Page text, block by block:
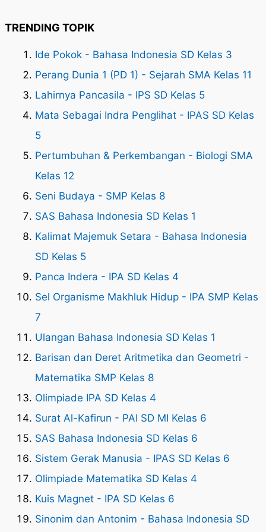
TRENDING TOPIK
Ide Pokok - Bahasa Indonesia SD Kelas 3
Perang Dunia 1 (PD 1) - Sejarah SMA Kelas 11
Lahirnya Pancasila - IPS SD Kelas 5
Mata Sebagai Indra Penglihat - IPAS SD Kelas
5
Pertumbuhan & Perkembangan - Biologi SMA
Kelas 12
Seni Budaya - SMP Kelas 8
SAS Bahasa Indonesia SD Kelas 1
Kalimat Majemuk Setara - Bahasa Indonesia
SD Kelas 5
Panca Indera - IPA SD Kelas 4
Sel Organisme Makhluk Hidup - IPA SMP Kelas
7
Ulangan Bahasa Indonesia SD Kelas 1
Barisan dan Deret Aritmetika dan Geometri -
Matematika SMP Kelas 8
Olimpiade IPA SD Kelas 4
Surat Al-Kafirun - PAI SD MI Kelas 6
SAS Bahasa Indonesia SD Kelas 6
Sistem Gerak Manusia - IPAS SD Kelas 6
Olimpiade Matematika SD Kelas 4
Kuis Magnet - IPA SD Kelas 6
Sinonim dan Antonim - Bahasa Indonesia SD